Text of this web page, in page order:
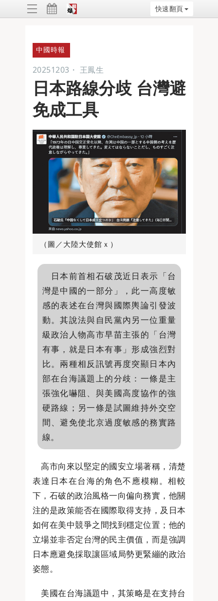
快速翻頁
中國時報
20251203 ・ 王鳳生
日本路線分歧 台灣避
免成工具
（圖／大陸大使館ｘ）
日本前首相石破茂近日表示「台
灣是中國的一部分」，此一高度敏
感的表述在台灣與國際輿論引發波
動。其說法與自民黨內另一位重量
級政治人物高市早苗主張的「台灣
有事，就是日本有事」形成強烈對
比。兩種相反訊號再度突顯日本內
部在台海議題上的分歧：一條是主
張強化嚇阻、與美國高度協作的強
硬路線；另一條是試圖維持外交空
間、避免使北京過度敏感的務實路
線。
高市向來以堅定的國安立場著稱，清楚
表達日本在台海的角色不應模糊。相較
下，石破的政治風格一向偏向務實，他關
注的是政策能否在國際取得支持，及日本
如何在美中競爭之間找到穩定位置；他的
立場並非否定台灣的民主價值，而是強調
日本應避免採取讓區域局勢更緊繃的政治
姿態。
美國在台海議題中，其策略是在支持台